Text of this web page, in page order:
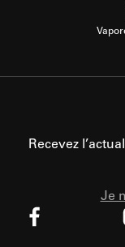
Recevez
Je